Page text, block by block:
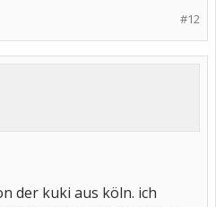
#12
der kuki aus köln. ich